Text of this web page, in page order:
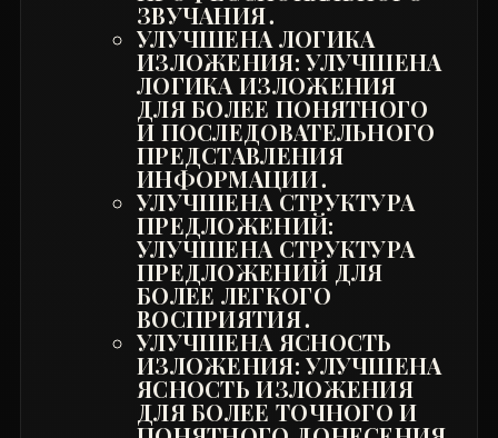
ЗВУЧАНИЯ․
УЛУЧШЕНА ЛОГИКА
ИЗЛОЖЕНИЯ: УЛУЧШЕНА
ЛОГИКА ИЗЛОЖЕНИЯ
ДЛЯ БОЛЕЕ ПОНЯТНОГО
И ПОСЛЕДОВАТЕЛЬНОГО
ПРЕДСТАВЛЕНИЯ
ИНФОРМАЦИИ․
УЛУЧШЕНА СТРУКТУРА
ПРЕДЛОЖЕНИЙ:
УЛУЧШЕНА СТРУКТУРА
ПРЕДЛОЖЕНИЙ ДЛЯ
БОЛЕЕ ЛЕГКОГО
ВОСПРИЯТИЯ․
УЛУЧШЕНА ЯСНОСТЬ
ИЗЛОЖЕНИЯ: УЛУЧШЕНА
ЯСНОСТЬ ИЗЛОЖЕНИЯ
ДЛЯ БОЛЕЕ ТОЧНОГО И